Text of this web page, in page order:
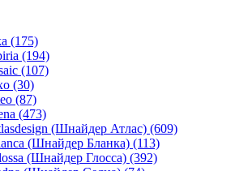
(175)
(194)
(107)
(30)
(87)
(473)
(Шнайдер Атлас) (609)
(Шнайдер Бланка) (113)
(Шнайдер Глосса) (392)